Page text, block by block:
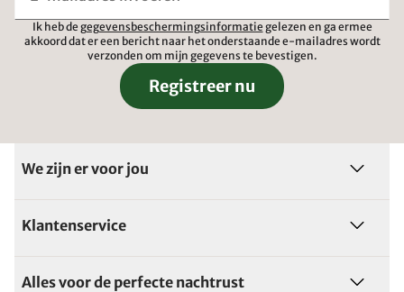
Ik heb de gegevensbeschermingsinformatie gelezen en ga ermee
akkoord dat er een bericht naar het onderstaande e-mailadres wordt
verzonden om mijn gegevens te bevestigen.
Registreer nu
We zijn er voor jou
Klantenservice
Alles voor de perfecte nachtrust